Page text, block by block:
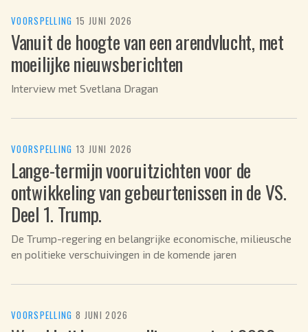
VOORSPELLING 15 JUNI 2026
Vanuit de hoogte van een arendvlucht, met
moeilijke nieuwsberichten
Interview met Svetlana Dragan
VOORSPELLING 13 JUNI 2026
Lange-termijn vooruitzichten voor de
ontwikkeling van gebeurtenissen in de VS.
Deel 1. Trump.
De Trump-regering en belangrijke economische, milieusche
en politieke verschuivingen in de komende jaren
VOORSPELLING ·8 JUNI 2026